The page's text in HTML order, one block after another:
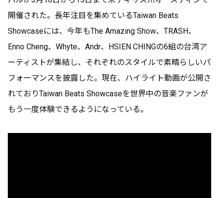
開催された。長年注目を集めているTaiwan Beats
Showcaseには、今年もThe Amazing Show、TRASH、
Enno Cheng、Whyte、Andr、HSIEN CHINGの6組の台湾ア
ーティストが集結し、それぞれのスタイルで素晴らしいパ
フォーマンスを披露した。現在、ハイライト動画が公開さ
れておりTaiwan Beats Showcaseを世界中の音楽ファンが
もう一度体験できるようになっている。